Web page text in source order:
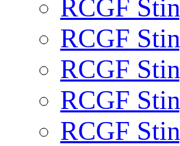
RCGF
RCGF
RCGF
RCGF
RCGF